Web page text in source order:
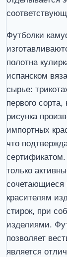
Футболки
полотна
испанском
сырье:
первого
рисунка
импортных
что
только
сочетающиеся
красителям
стирок, при
изделиями.
позволяет
является